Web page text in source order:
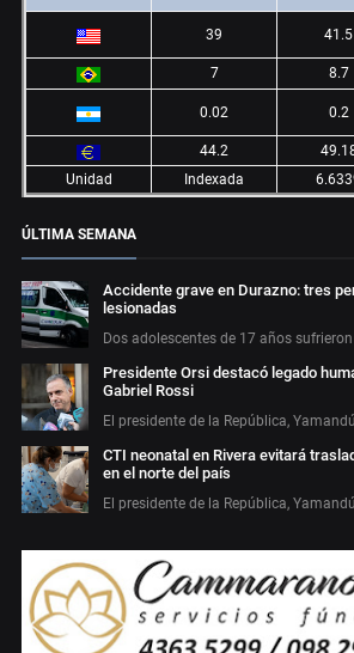
39 41.5
7 8.7
0.02 0.2
44.2
Unidad
Indexada
ÚLTIMA SEMANA
Accidente grave en Durazno: tres
lesionadas
Dos adolescentes de 17 años
Presidente Orsi destacó legado
Gabriel Rossi
El presidente de la República,
CTI neonatal en Rivera evitará
en el norte del país
El presidente de la República,